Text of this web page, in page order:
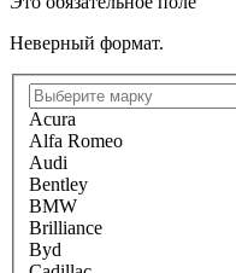
Неверный формат.
Acura
Alfa Romeo
Audi
Bentley
BMW
Brilliance
Byd